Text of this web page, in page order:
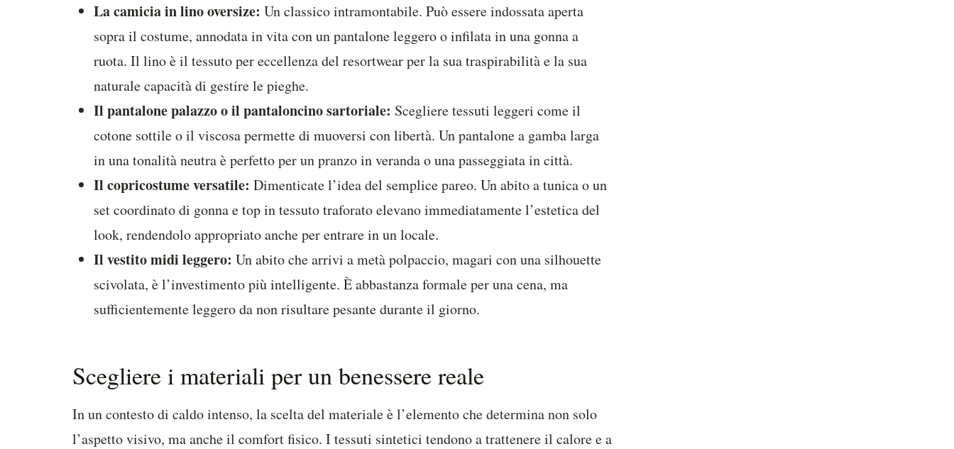
La camicia in lino oversize: Un classico intramontabile. Può essere indossata aperta
sopra il costume, annodata in vita con un pantalone leggero o infilata in una gonna a
ruota. Il lino è il tessuto per eccellenza del resortwear per la sua traspirabilità e la sua
naturale capacità di gestire le pieghe.
Il pantalone palazzo o il pantaloncino sartoriale: Scegliere tessuti leggeri come il
cotone sottile o il viscosa permette di muoversi con libertà. Un pantalone a gamba larga
in una tonalità neutra è perfetto per un pranzo in veranda o una passeggiata in città.
Il copricostume versatile: Dimenticate l’idea del semplice pareo. Un abito a tunica o un
set coordinato di gonna e top in tessuto traforato elevano immediatamente l’estetica del
look, rendendolo appropriato anche per entrare in un locale.
Il vestito midi leggero: Un abito che arrivi a metà polpaccio, magari con una silhouette
scivolata, è l’investimento più intelligente. È abbastanza formale per una cena, ma
sufficientemente leggero da non risultare pesante durante il giorno.
Scegliere i materiali per un benessere reale
In un contesto di caldo intenso, la scelta del materiale è l’elemento che determina non solo
l’aspetto visivo, ma anche il comfort fisico. I tessuti sintetici tendono a trattenere il calore e a